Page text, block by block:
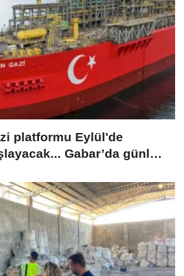
platformu Eylül'de
Gabar’da günlük